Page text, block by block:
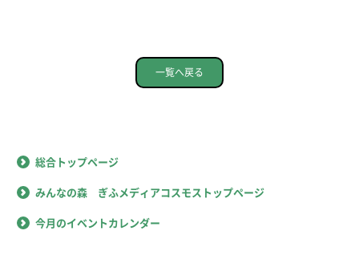
一覧へ戻る
総合トップページ
みんなの森 ぎふメディアコスモストップページ
今月のイベントカレンダー